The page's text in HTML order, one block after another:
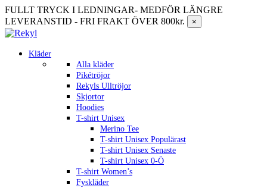
FULLT TRYCK I LEDNINGAR- MEDFÖR LÄNGRE
LEVERANSTID - FRI FRAKT ÖVER 800kr.
×
Kläder
Alla kläder
Pikétröjor
Rekyls Ulltröjor
Skjortor
Hoodies
T-shirt Unisex
Merino Tee
T-shirt Unisex Populärast
T-shirt Unisex Senaste
T-shirt Unisex 0-Ö
T-shirt Women’s
Fyskläder